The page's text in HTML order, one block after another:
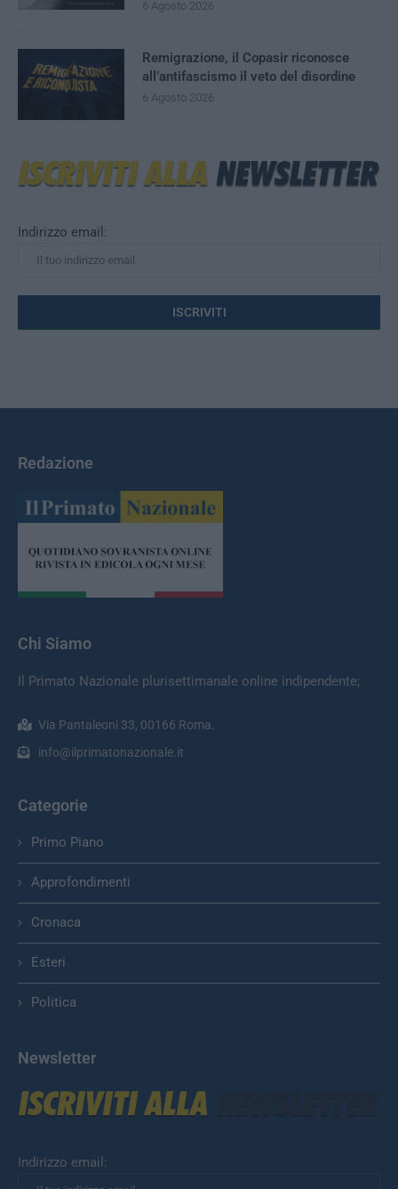
Indirizzo email:
6 Agosto 2026
Remigrazione, il Copasir riconosce
all’antifascismo il veto del disordine
6 Agosto 2026
Redazione
Chi Siamo
Il Primato Nazionale plurisettimanale online indipendente;
Via Pantaleoni 33, 00166 Roma.
info@ilprimatonazionale.it
Categorie
Primo Piano
Approfondimenti
Cronaca
Esteri
Politica
Newsletter
Indirizzo email: